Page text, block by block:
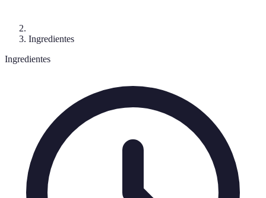
Ingredientes
Ingredientes